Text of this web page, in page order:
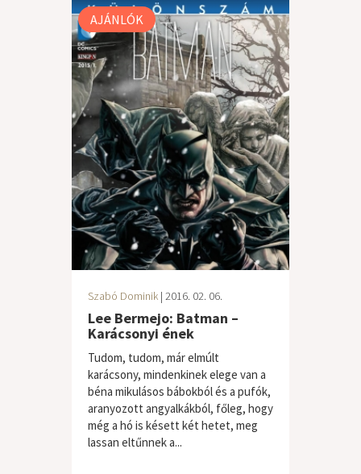
AJÁNLÓK
Szabó Dominik | 2016. 02. 06.
Lee Bermejo: Batman –
Karácsonyi ének
Tudom, tudom, már elmúlt
karácsony, mindenkinek elege van a
béna mikulásos bábokból és a pufók,
aranyozott angyalkákból, főleg, hogy
még a hó is késett két hetet, meg
lassan eltűnnek a...